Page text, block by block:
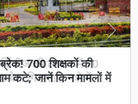
700 शिक्षकों की
कटे; जानें किन मामलों में
Next